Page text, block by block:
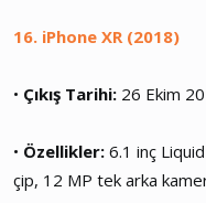
16. iPhone XR (2018)
• Çıkış Tarihi: 26 Ekim
• Özellikler: 6.1 inç
çip, 12 MP tek arka